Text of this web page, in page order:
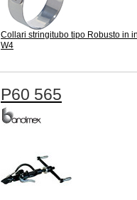
Collari stringitubo tipo Robusto in
W4
P60 565